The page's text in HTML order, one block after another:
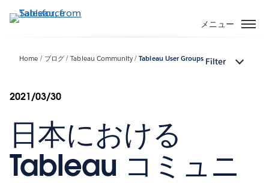
イ
ン
動
メニュー
Home ブログ Tableau Community Tableau User Groups Filter
2021/03/30
日本における
Tableau コミュニ